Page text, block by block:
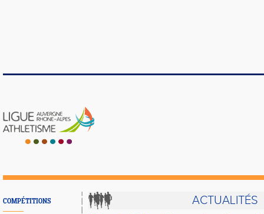
COMPÉTITIONS ACTUALITÉS